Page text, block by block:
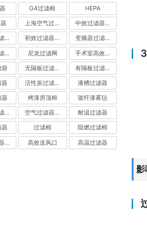
影
G4过滤棉 HEPA
上海空气过滤器 中效过滤器-中效空气过滤器
全金属过滤器 初效过滤器-初效空气过滤器 变频器过滤器
喷漆房过滤棉 尼龙过滤网 手术室高效过滤器
袋 无隔板过滤器 有隔板过滤器
器 活性炭过滤器-活性炭空气过滤器 液槽过滤器
器 烤漆房顶棉 玻纤漆雾毡
空压机过滤网 空气过滤器厂家 耐温过滤器
器 过滤棉 阻燃过滤棉
高效过滤器-高效空气过滤器 高效送风口 高温过滤器